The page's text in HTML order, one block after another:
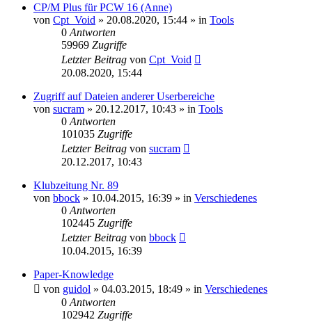
CP/M Plus für PCW 16 (Anne)
von Cpt_Void » 20.08.2020, 15:44 » in Tools
0 Antworten
59969 Zugriffe
Letzter Beitrag von Cpt_Void
20.08.2020, 15:44
Zugriff auf Dateien anderer Userbereiche
von sucram » 20.12.2017, 10:43 » in Tools
0 Antworten
101035 Zugriffe
Letzter Beitrag von sucram
20.12.2017, 10:43
Klubzeitung Nr. 89
von bbock » 10.04.2015, 16:39 » in Verschiedenes
0 Antworten
102445 Zugriffe
Letzter Beitrag von bbock
10.04.2015, 16:39
Paper-Knowledge
von guidol » 04.03.2015, 18:49 » in Verschiedenes
0 Antworten
102942 Zugriffe